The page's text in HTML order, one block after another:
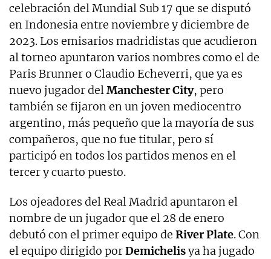
celebración del Mundial Sub 17 que se disputó
en Indonesia entre noviembre y diciembre de
2023. Los emisarios madridistas que acudieron
al torneo apuntaron varios nombres como el de
Paris Brunner o Claudio Echeverri, que ya es
nuevo jugador delManchester City, pero
también se fijaron en un joven mediocentro
argentino, más pequeño que la mayoría de sus
compañeros, que no fue titular, pero sí
participó en todos los partidos menos en el
tercer y cuarto puesto.
Los ojeadores del Real Madrid apuntaron el
nombre de un jugador que el 28 de enero
debutó con el primer equipo de River Plate. Con
el equipo dirigido porDemichelisya ha jugado